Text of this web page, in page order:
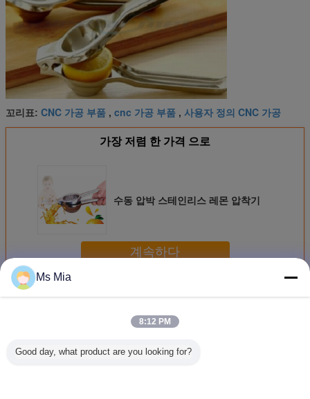
꼬리표: CNC 가공 부품 , cnc 가공 부품 , 사용자 정의 CNC 가공
가장 저렴 한 가격 으로
수동 압박 스테인리스 레몬 압착기
계속하다
더 많은 것
Ms Mia
8:12 PM
Good day, what product are you looking for?